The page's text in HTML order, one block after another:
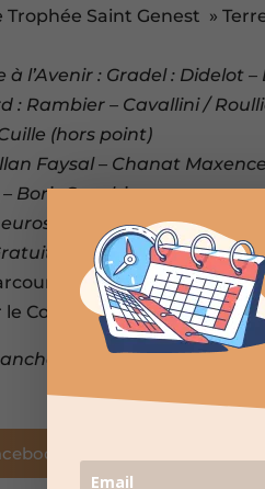
Trophée Saint Genest »
à l’Avenir : Gradel : Didelot
: Rambier – Cavallini /
(hors point)
Faysal – Chanat
Boris Sanchis
/ Carte Jeune : 2 euros /
fermé ) de la Manade
le Comité des fêtes
fête foraine sur le
